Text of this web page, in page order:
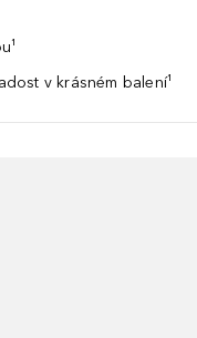
v krásném balení¹